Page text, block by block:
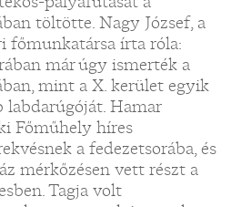
töltötte. Nagy József, a
főmunkatársa írta róla:
már úgy ismerték a
mint a X. kerület egyik
labdarúgóját. Hamar
Főműhely híres
a fedezetsorába, és
mérkőzésen vett részt a
Tagja volt